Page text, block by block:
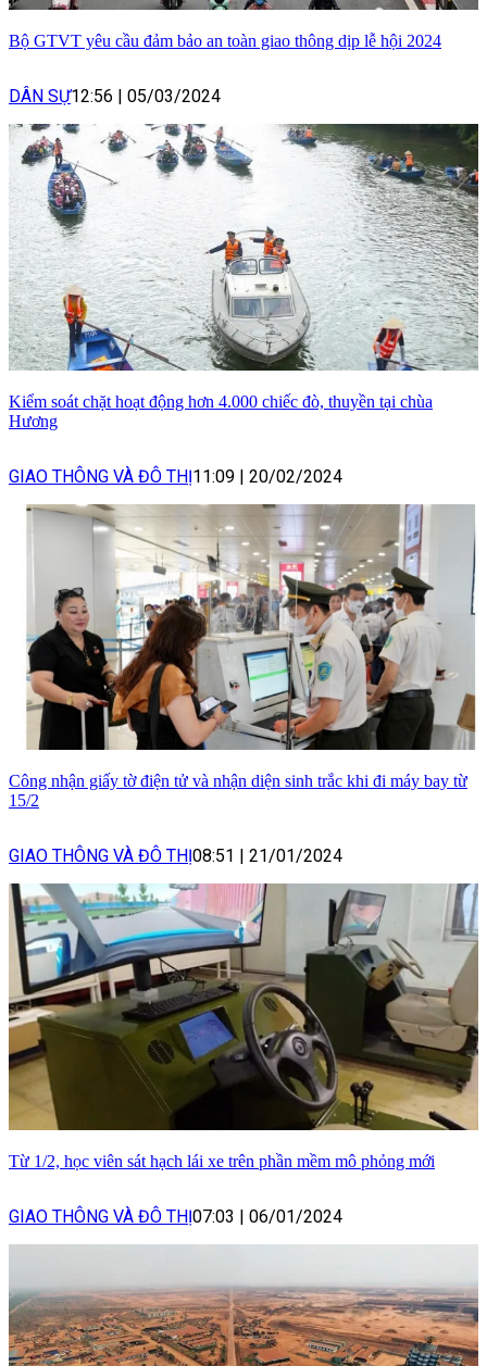
Bộ GTVT yêu cầu đảm bảo an toàn giao thông dịp lễ hội 2024
DÂN SỰ12:56 | 05/03/2024
Kiểm soát chặt hoạt động hơn 4.000 chiếc đò, thuyền tại chùa
Hương
GIAO THÔNG VÀ ĐÔ THỊ11:09 | 20/02/2024
Công nhận giấy tờ điện tử và nhận diện sinh trắc khi đi máy bay từ
15/2
GIAO THÔNG VÀ ĐÔ THỊ08:51 21/01/2024
Từ 1/2, học viên sát hạch lái xe trên phần mềm mô phỏng mới
GIAO THÔNG VÀ ĐÔ THỊ07:03 06/01/2024